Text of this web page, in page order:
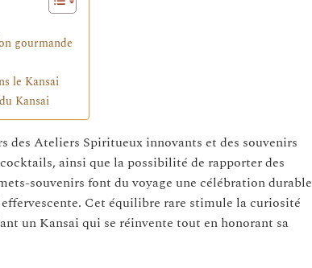
gourmande
le Kansai
Kansai
des Ateliers Spiritueux innovants et des souvenirs
ainsi que la possibilité de rapporter des
souvenirs font du voyage une célébration durable
Cet équilibre rare stimule la curiosité
un Kansai qui se réinvente tout en honorant sa